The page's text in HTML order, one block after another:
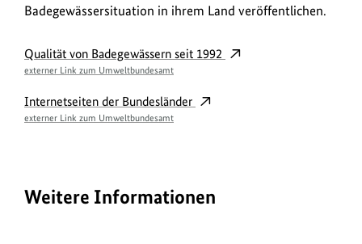
Badegewässersituation in ihrem Land veröffentlichen.
Qualität von Badegewässern seit 1992
externer Link zum Umweltbundesamt
Internetseiten der Bundesländer
externer Link zum Umweltbundesamt
Weitere Informationen